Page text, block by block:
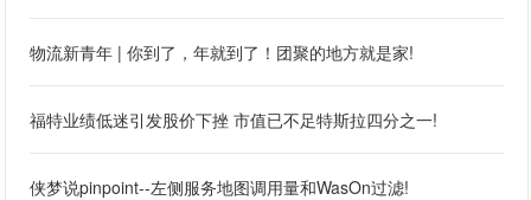
物流新青年 | 你到了，年就到了！团聚的地方就是家!
福特业绩低迷引发股价下挫 市值已不足特斯拉四分之一!
侠梦说pinpoint--左侧服务地图调用量和WasOn过滤!